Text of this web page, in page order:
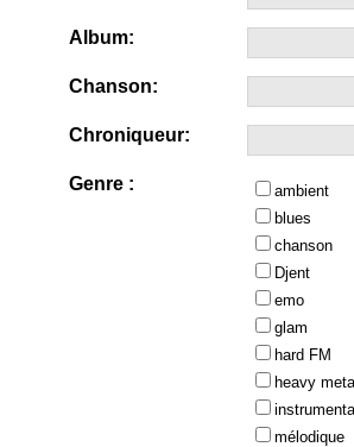
Album:
Chanson:
Chroniqueur:
Genre :
ambient
blues
chanson
Djent
emo
glam
hard FM
heavy
mélodique